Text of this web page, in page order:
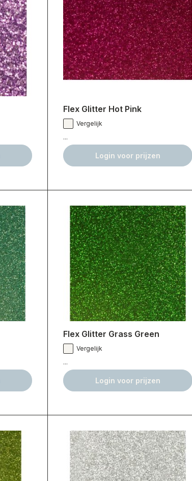
Flex Glitter Hot Pink
Vergelijk
...
Login voor prijzen
Flex Glitter Grass Green
Vergelijk
...
Login voor prijzen